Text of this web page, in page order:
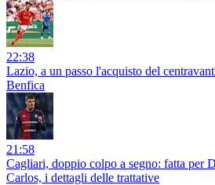
22:38
Lazio, a un passo l'acquisto del
Benfica
21:58
Cagliari, doppio colpo a segno: fatta per
Carlos, i dettagli delle trattative